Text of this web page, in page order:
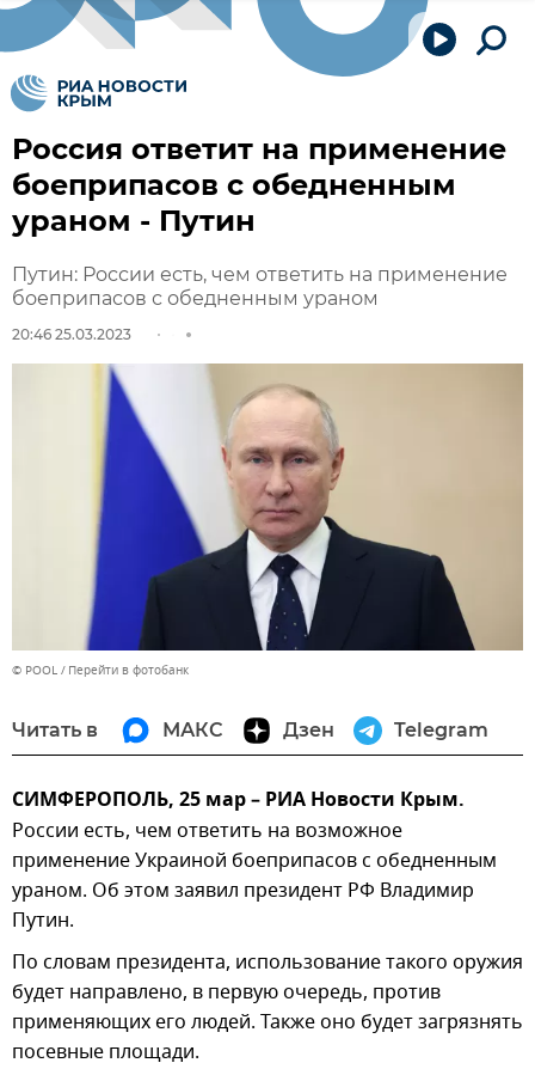
Россия ответит на применение
боеприпасов с обедненным
ураном - Путин
Путин: России есть, чем ответить на применение
боеприпасов с обедненным ураном
20:46 25.03.2023
© POOL Перейти в фотобанк
Читать в МАКС Дзен Telegram
СИМФЕРОПОЛЬ, 25 мар – РИА Новости Крым.
России есть, чем ответить на возможное
применение Украиной боеприпасов с обедненным
ураном. Об этом заявил президент РФ Владимир
Путин.
По словам президента, использование такого оружия
будет направлено, в первую очередь, против
применяющих его людей. Также оно будет загрязнять
посевные площади.